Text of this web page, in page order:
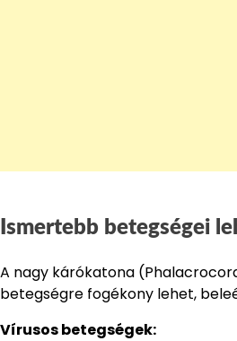
Ismertebb betegségei
A nagy kárókatona
betegségre fogékony lehet,
Vírusos betegségek: